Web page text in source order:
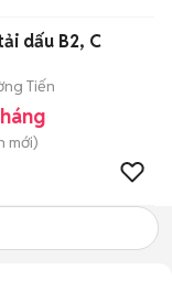
dấu B2, C
Tiến
mới)